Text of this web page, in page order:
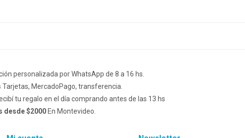
personalizada por WhatsApp de 8 a 16 hs.
Tarjetas, MercadoPago, transferencia.
tu regalo en el día comprando antes de las 13 hs
desde $2000En Montevideo.